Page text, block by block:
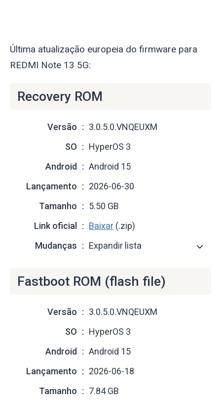
Última atualização europeia do firmware para
REDMI Note 13 5G:
Recovery ROM
Versão
3.0.5.0.VNQEUXM
SO
HyperOS 3
Android
Android 15
Lançamento
2026-06-30
Tamanho
5.50 GB
Link oficial
Baixar (.zip)
Mudanças
Expandir lista
Fastboot ROM (flash file)
Versão
3.0.5.0.VNQEUXM
SO
HyperOS 3
Android
Android 15
Lançamento
2026-06-18
Tamanho
7.84 GB